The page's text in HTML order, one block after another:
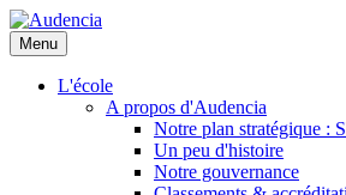
Aller
au
contenu
principal
Menu
L'école
A propos d'Audencia
Notre plan stratégique :
Un peu d'histoire
Notre gouvernance